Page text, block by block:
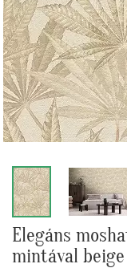
Elegáns
mintával